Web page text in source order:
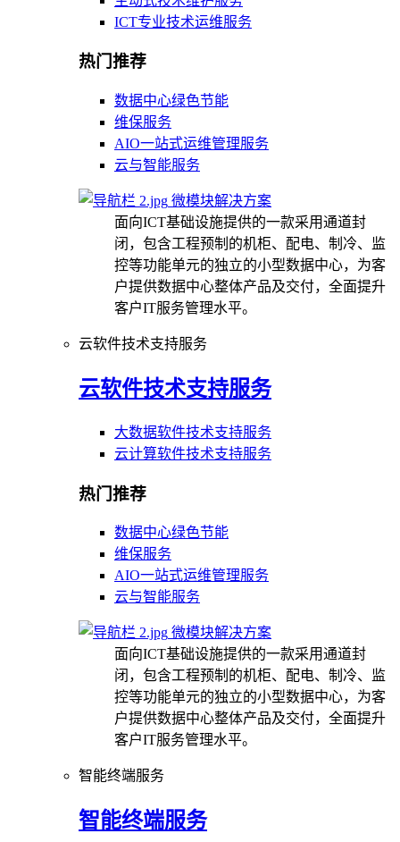
ICT专业技术运维服务
热门推荐
数据中心绿色节能
维保服务
AIO一站式运维管理服务
云与智能服务
微模块解决方案
面向ICT基础设施提供的一款采用通道封
闭，包含工程预制的机柜、配电、制冷、监
控等功能单元的独立的小型数据中心，为客
户提供数据中心整体产品及交付，全面提升
客户IT服务管理水平。
云软件技术支持服务
云软件技术支持服务
大数据软件技术支持服务
云计算软件技术支持服务
热门推荐
数据中心绿色节能
维保服务
AIO一站式运维管理服务
云与智能服务
微模块解决方案
面向ICT基础设施提供的一款采用通道封
闭，包含工程预制的机柜、配电、制冷、监
控等功能单元的独立的小型数据中心，为客
户提供数据中心整体产品及交付，全面提升
客户IT服务管理水平。
智能终端服务
智能终端服务